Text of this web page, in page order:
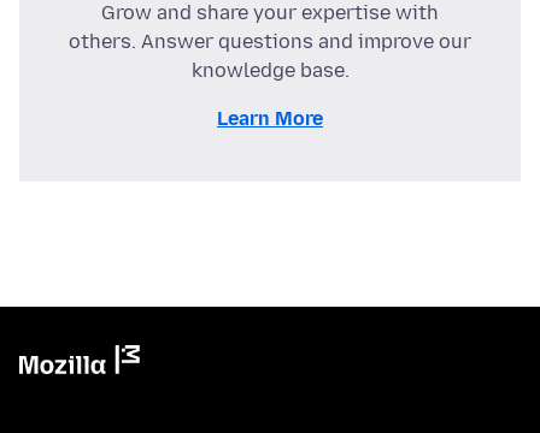
Grow and share your expertise with
others. Answer questions and improve our
knowledge base.
Learn More